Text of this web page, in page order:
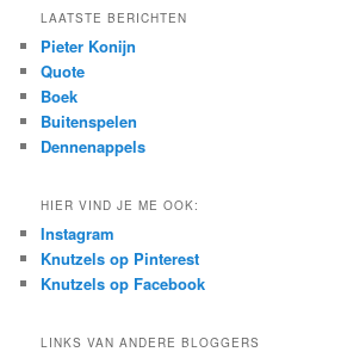
r
h
LAATSTE BERICHTEN
Pieter Konijn
Quote
Boek
Buitenspelen
Dennenappels
HIER VIND JE ME OOK:
Instagram
Knutzels op Pinterest
Knutzels op Facebook
LINKS VAN ANDERE BLOGGERS